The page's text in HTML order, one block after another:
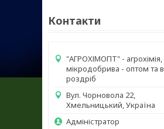
Контакти
"АГРОХІМОПТ" - агрохімія,
мікродобрива - оптом та в
роздріб
Вул. Чорновола 22,
Хмельницький, Україна
Адміністратор